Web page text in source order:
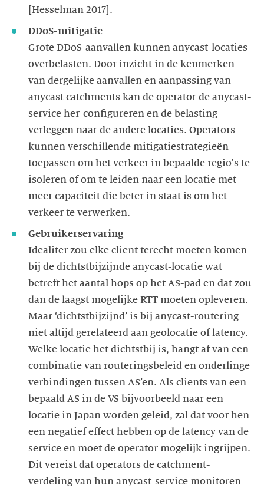
Grote DDoS-aanvallen kunnen anycast-locaties
overbelasten. Door inzicht in de kenmerken
van dergelijke aanvallen en aanpassing van
anycast catchments kan de operator de anycast-
service her-configureren en de belasting
verleggen naar de andere locaties. Operators
kunnen verschillende mitigatiestrategieën
toepassen om het verkeer in bepaalde regio's te
isoleren of om te leiden naar een locatie met
meer capaciteit die beter in staat is om het
Idealiter zou elke client terecht moeten komen
bij de dichtstbijzijnde anycast-locatie wat
betreft het aantal hops op het AS-pad en dat zou
dan de laagst mogelijke RTT moeten opleveren.
Maar ‘dichtstbijzijnd’ is bij anycast-routering
niet altijd gerelateerd aan geolocatie of latency.
Welke locatie het dichtstbij is, hangt af van een
combinatie van routeringsbeleid en onderlinge
verbindingen tussen AS’en. Als clients van een
bepaald AS in de VS bijvoorbeeld naar een
locatie in Japan worden geleid, zal dat voor hen
een negatief effect hebben op de latency van de
service en moet de operator mogelijk ingrijpen.
Dit vereist dat operators de catchment-
verdeling van hun anycast-service monitoren